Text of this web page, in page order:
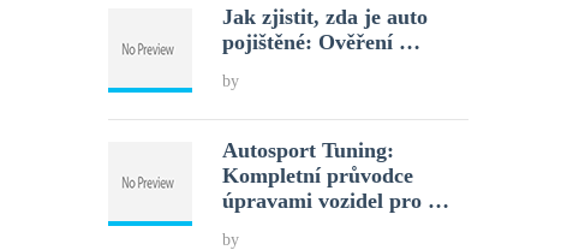
Jak zjistit, zda je auto
pojištěné: Ověření …
by
Autosport Tuning:
Kompletní průvodce
úpravami vozidel pro …
by